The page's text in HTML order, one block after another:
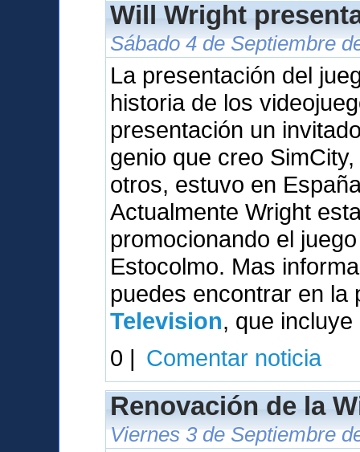
Will Wright
Sábado 4 de Septiembre
La presentación del
historia de los
presentación un
genio que creo
otros, estuvo en
Actualmente Wright
promocionando el
Estocolmo. Mas
puedes encontrar en
Television, que
0 | Comentar noticia
Renovación de la
Viernes 3 de Septiembre